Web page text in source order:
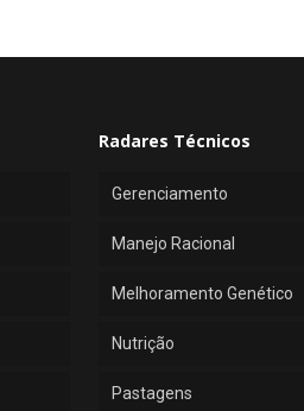
Radares Técnicos
Gerenciamento
Manejo Racional
Melhoramento Genético
Nutrição
Pastagens